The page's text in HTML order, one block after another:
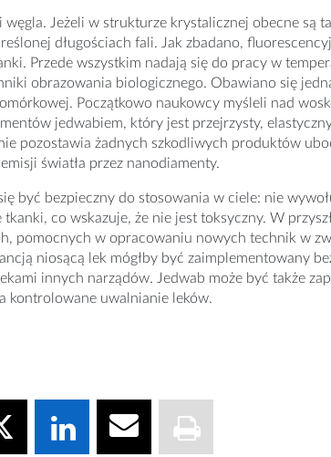
węgla. Jeżeli w strukturze krystalicznej obecne są
długościach fali. Jak zbadano,
Przede wszystkim nadają się do pracy w
obrazowania biologicznego. Obawiano się
Początkowo naukowcy myśleli nad
jedwabiem, który jest przejrzysty,
pozostawia żadnych szkodliwych produktów
światła przez nanodiamenty.
być bezpieczny do stosowania w ciele: nie
co wskazuje, że nie jest toksyczny. W
pomocnych w opracowaniu nowych technik w
niosącą lek mógłby być zaimplementowany
innych narządów. Jedwab może być także
kontrolowane uwalnianie leków.